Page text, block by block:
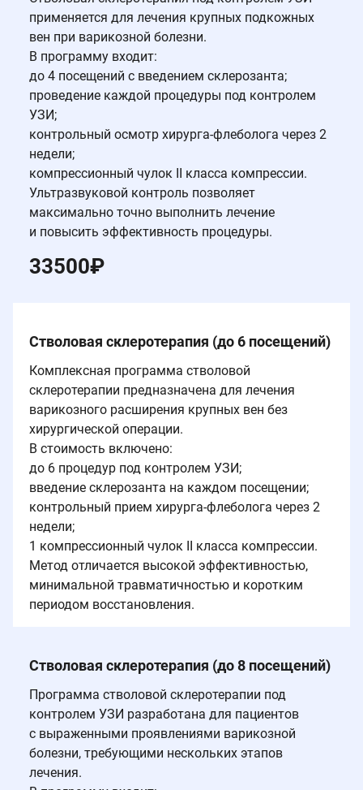
применяется для лечения крупных подкожных
вен при варикозной болезни.
В программу входит:
до 4 посещений с введением склерозанта;
проведение каждой процедуры под контролем
УЗИ;
контрольный осмотр хирурга-флеболога через 2
недели;
компрессионный чулок II класса компрессии.
Ультразвуковой контроль позволяет
максимально точно выполнить лечение
и повысить эффективность процедуры.
33500₽
Стволовая склеротерапия (до 6 посещений)
Комплексная программа стволовой
склеротерапии предназначена для лечения
варикозного расширения крупных вен без
хирургической операции.
В стоимость включено:
до 6 процедур под контролем УЗИ;
введение склерозанта на каждом посещении;
контрольный прием хирурга-флеболога через 2
недели;
1 компрессионный чулок II класса компрессии.
Метод отличается высокой эффективностью,
минимальной травматичностью и коротким
периодом восстановления.
Стволовая склеротерапия (до 8 посещений)
Программа стволовой склеротерапии под
контролем УЗИ разработана для пациентов
с выраженными проявлениями варикозной
болезни, требующими нескольких этапов
лечения.